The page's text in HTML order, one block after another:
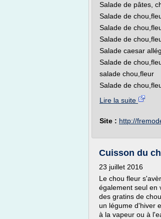
Salade de pâtes,
Salade de
Salade de
Salade de
Salade caesar
Salade de
salade chou,fleur
Salade de
Lire la suite
Site : http://
Cuisson du
23 juillet 2016
Le chou fleur
également seul en
des gratins de
un légume d'hiver
à la vapeur ou à